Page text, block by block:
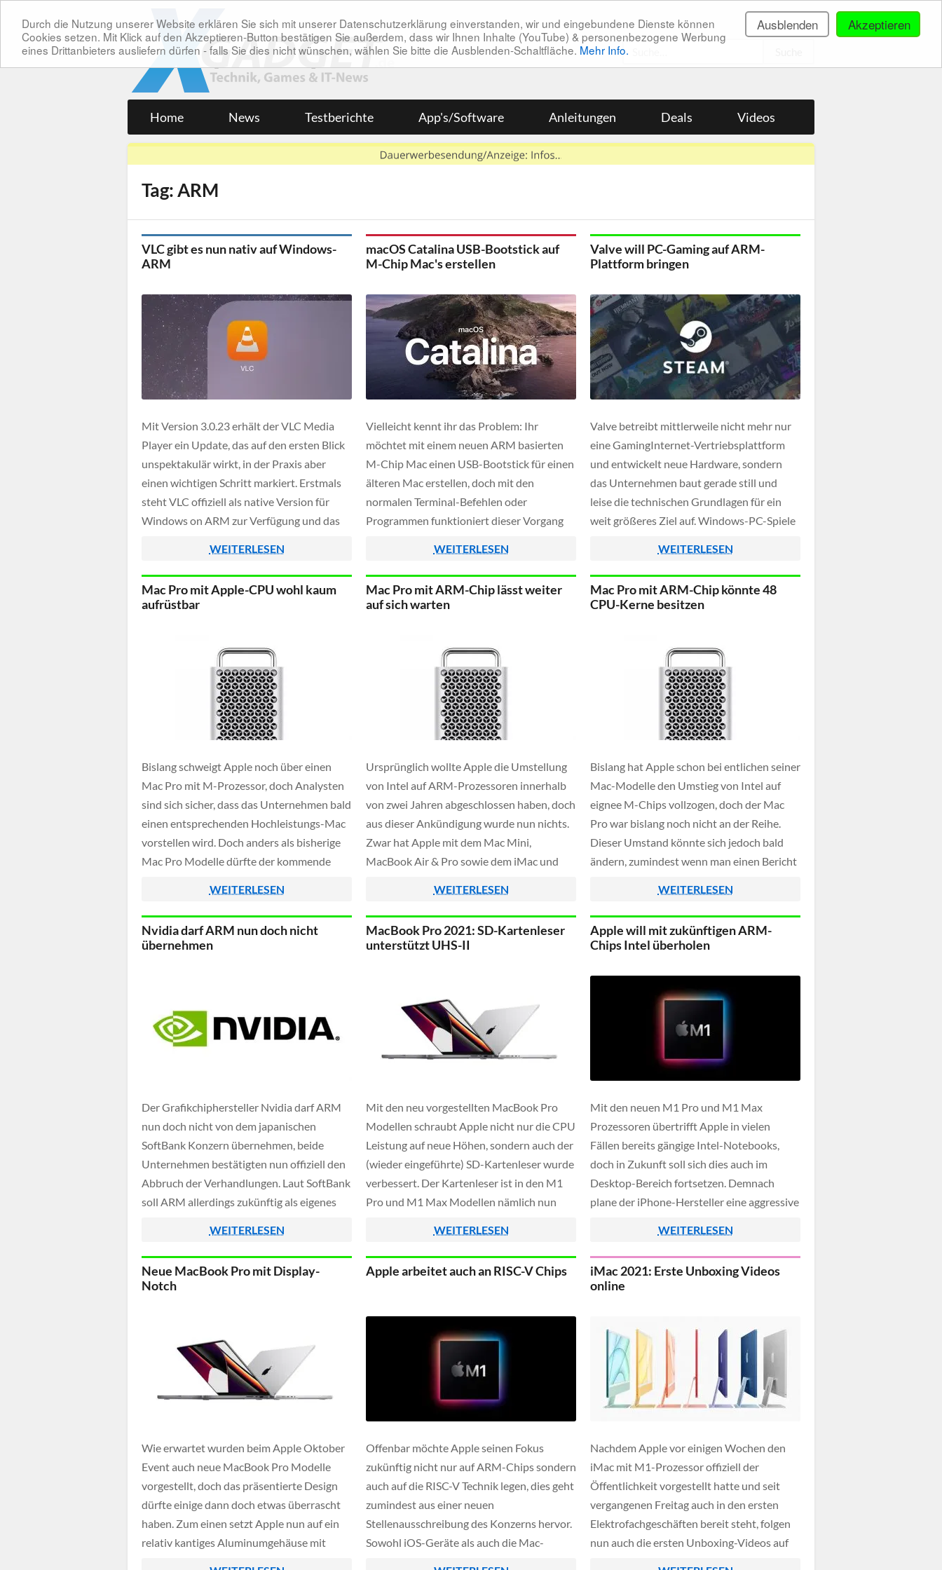
Akzeptieren
Ausblenden
Durch die Nutzung unserer Website erklären Sie sich mit unserer Datenschutzerklärung einverstanden, wir und eingebundene Dienste können
Cookies setzen. Mit Klick auf den Akzeptieren-Button bestätigen Sie außerdem, dass wir Ihnen Inhalte (YouTube) & personenbezogene Werbung
eines Drittanbieters ausliefern dürfen - falls Sie dies nicht wünschen, wählen Sie bitte die Ausblenden-Schaltfläche. Mehr Info.
Home News Testberichte App's/Software Anleitungen Deals Videos
Tag: ARM
VLC gibt es nun nativ auf Windows-
ARM
Mit Version 3.0.23 erhält der VLC Media
Player ein Update, das auf den ersten Blick
unspektakulär wirkt, in der Praxis aber
einen wichtigen Schritt markiert. Erstmals
steht VLC offiziell als native Version für
Windows on ARM zur Verfügung und das
rückwirkend bis zu Windows 10 Build 1809.
Damit wird […]
WEITERLESEN
macOS Catalina USB-Bootstick auf
M-Chip Mac's erstellen
Vielleicht kennt ihr das Problem: Ihr
möchtet mit einem neuen ARM basierten
M-Chip Mac einen USB-Bootstick für einen
älteren Mac erstellen, doch mit den
normalen Terminal-Befehlen oder
Programmen funktioniert dieser Vorgang
es dennoch möglich, wir zeigen euch in
dieser Anleitung wie.
WEITERLESEN
Valve will PC-Gaming auf ARM-
Plattform bringen
Valve betreibt mittlerweile nicht mehr nur
eine GamingInternet-Vertriebsplattform
und entwickelt neue Hardware, sondern
das Unternehmen baut gerade still und
leise die technischen Grundlagen für ein
weit größeres Ziel auf. Windows-PC-Spiele
ARM-Gerät laufen. Was heute mit Steam
Machine und Steam Frame beginnt, könnte
morgen auf Smartphones, Tablets und
WEITERLESEN
Mac Pro mit Apple-CPU wohl kaum
aufrüstbar
Bislang schweigt Apple noch über einen
Mac Pro mit M-Prozessor, doch Analysten
sind sich sicher, dass das Unternehmen bald
einen entsprechenden Hochleistungs-Mac
vorstellen wird. Doch anders als bisherige
Mac Pro Modelle dürfte der kommende
deutlich weniger erweiterbar sein, dies
vermutet zumindest der Bloomberg-
Journalist Mark Gurman.
WEITERLESEN
Mac Pro mit ARM-Chip lässt weiter
auf sich warten
Ursprünglich wollte Apple die Umstellung
von Intel auf ARM-Prozessoren innerhalb
von zwei Jahren abgeschlossen haben, doch
aus dieser Ankündigung wurde nun nichts.
Zwar hat Apple mit dem Mac Mini,
MacBook Air & Pro sowie dem iMac und
neuen M1 und M2 Prozessoren umgestellt,
doch der leistungsstarke Mac […]
WEITERLESEN
Mac Pro mit ARM-Chip könnte 48
CPU-Kerne besitzen
Bislang hat Apple schon bei entlichen seiner
Mac-Modelle den Umstieg von Intel auf
eignee M-Chips vollzogen, doch der Mac
Pro war bislang noch nicht an der Reihe.
Dieser Umstand könnte sich jedoch bald
ändern, zumindest wenn man einen Bericht
Bloomberg glauben schenken darf.
WEITERLESEN
Nvidia darf ARM nun doch nicht
übernehmen
Der Grafikchiphersteller Nvidia darf ARM
nun doch nicht von dem japanischen
SoftBank Konzern übernehmen, beide
Unternehmen bestätigten nun offiziell den
Abbruch der Verhandlungen. Laut SoftBank
soll ARM allerdings zukünftig als eigenes
WEITERLESEN
MacBook Pro 2021: SD-Kartenleser
unterstützt UHS-II
Mit den neu vorgestellten MacBook Pro
Modellen schraubt Apple nicht nur die CPU
Leistung auf neue Höhen, sondern auch der
(wieder eingeführte) SD-Kartenleser wurde
verbessert. Der Kartenleser ist in den M1
Pro und M1 Max Modellen nämlich nun
frühere MacBook's, sodass sowohl Lese- als
auch Schreiboperationen wesentlich flotter
von der Hand […]
WEITERLESEN
Apple will mit zukünftigen ARM-
Chips Intel überholen
Mit den neuen M1 Pro und M1 Max
Prozessoren übertrifft Apple in vielen
Fällen bereits gängige Intel-Notebooks,
doch in Zukunft soll sich dies auch im
Desktop-Bereich fortsetzen. Demnach
plane der iPhone-Hersteller eine aggressive
Consumer Chips zu schlagen.
WEITERLESEN
Neue MacBook Pro mit Display-
Notch
Wie erwartet wurden beim Apple Oktober
Event auch neue MacBook Pro Modelle
vorgestellt, doch das präsentierte Design
dürfte einige dann doch etwas überrascht
haben. Zum einen setzt Apple nun auf ein
relativ kantiges Aluminumgehäuse mit
Apple arbeitet auch an RISC-V Chips
Offenbar möchte Apple seinen Fokus
zukünftig nicht nur auf ARM-Chips sondern
auch auf die RISC-V Technik legen, dies geht
zumindest aus einer neuen
Stellenausschreibung des Konzerns hervor.
Sowohl iOS-Geräte als auch die Mac-
iMac 2021: Erste Unboxing Videos
online
Nachdem Apple vor einigen Wochen den
iMac mit M1-Prozessor offiziell der
Öffentlichkeit vorgestellt hatte und seit
vergangenen Freitag auch in den ersten
Elektrofachgeschäften bereit steht, folgen
nun auch die ersten Unboxing-Videos auf